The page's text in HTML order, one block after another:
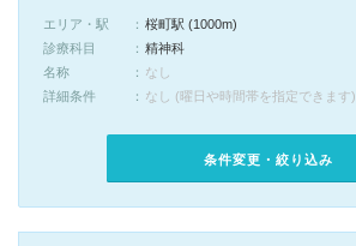
エリア・駅
桜町駅 (1000m)
診療科目
精神科
名称
なし
詳細条件
なし (曜日や時間帯を指定できます)
条件変更・絞り込み